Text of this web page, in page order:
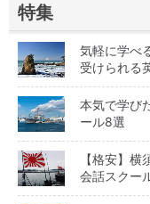
特集
気軽に学べ
受けられる
本気で学び
ール8選
【格安】
会話スクー